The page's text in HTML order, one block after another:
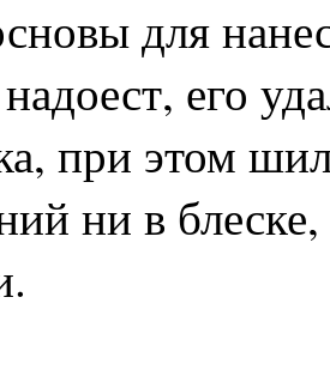
для
его
при этом
ни в